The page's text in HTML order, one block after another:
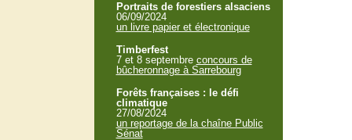
Portraits de forestiers alsaciens
06/09/2024
un livre papier et électronique
Timberfest
7 et 8 septembre concours de
bûcheronnage à Sarrebourg
Forêts françaises : le défi
climatique
27/08/2024
un reportage de la chaîne Public
Sénat